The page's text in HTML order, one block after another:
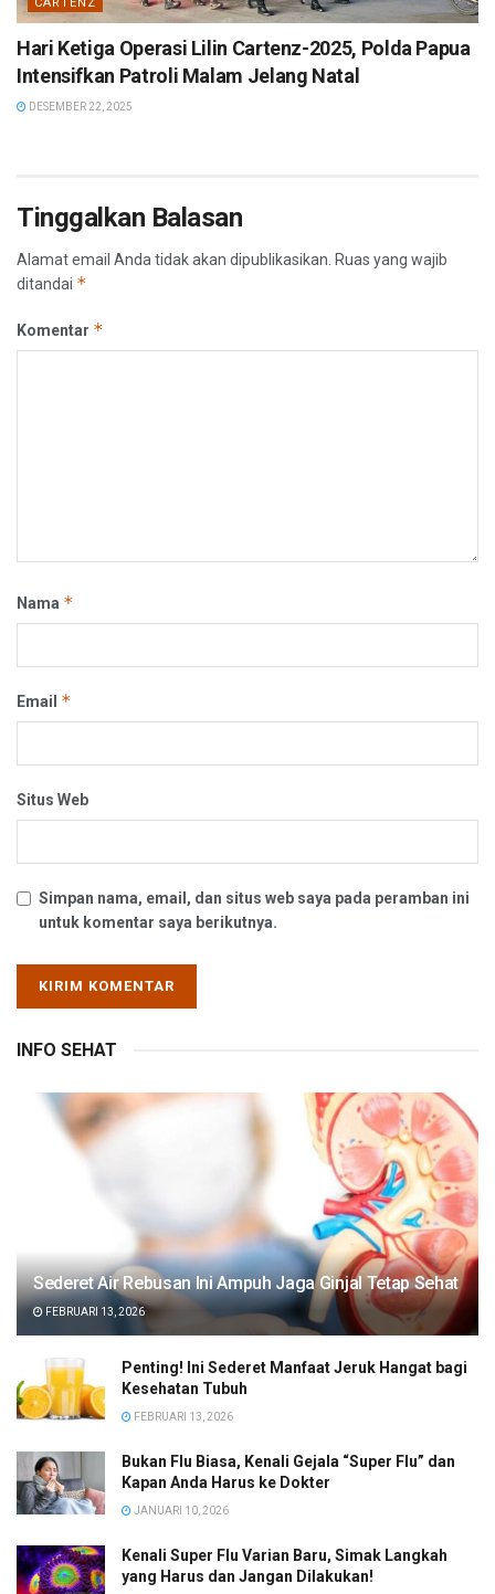
Hari Ketiga Operasi Lilin Cartenz-2025, Polda Papua
Intensifkan Patroli Malam Jelang Natal
DESEMBER 22, 2025
Tinggalkan Balasan
Alamat email Anda tidak akan dipublikasikan. Ruas yang wajib
ditandai *
Komentar *
Nama *
Email *
Situs Web
Simpan nama, email, dan situs web saya pada peramban ini
untuk komentar saya berikutnya.
INFO SEHAT
Sederet Air Rebusan Ini Ampuh Jaga Ginjal Tetap Sehat
FEBRUARI 13, 2026
Penting! Ini Sederet Manfaat Jeruk Hangat bagi
Kesehatan Tubuh
FEBRUARI 13, 2026
Bukan Flu Biasa, Kenali Gejala “Super Flu” dan
Kapan Anda Harus ke Dokter
JANUARI 10, 2026
Kenali Super Flu Varian Baru, Simak Langkah
yang Harus dan Jangan Dilakukan!